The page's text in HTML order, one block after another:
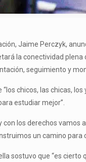
Jaime Perczyk,
la conectividad
seguimiento y
chicos, las chicas,
estudiar mejor”.
con los derechos
un camino
sostuvo que “es